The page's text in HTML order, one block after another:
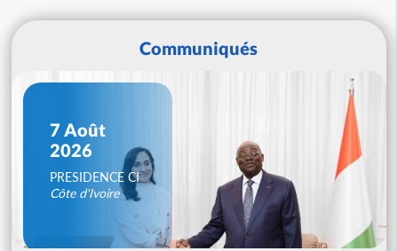
Communiqués
7 Août
2026
PRESIDENCE CI
Côte d'Ivoire